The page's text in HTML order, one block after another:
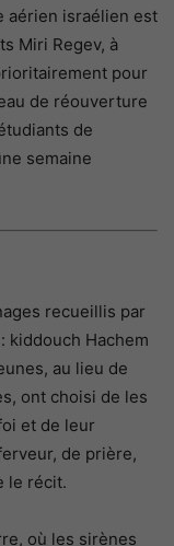
aérien israélien est
Miri Regev, à
pour
de réouverture
de
semaine
recueillis par
kiddouch Hachem
au lieu de
ont choisi de les
et de leur
de prière,
le récit.
où les sirènes